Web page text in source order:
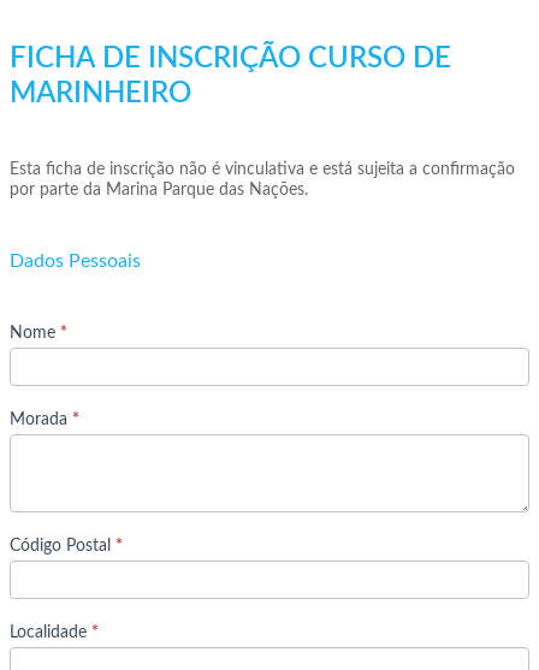
de
Inscrição
Cursos
FICHA DE INSCRIÇÃO CURSO DE
MARINHEIRO
Esta ficha de inscrição não é vinculativa e está sujeita a confirmação
por parte da Marina Parque das Nações.
Dados Pessoais
Nome *
Morada *
Código Postal *
Localidade *